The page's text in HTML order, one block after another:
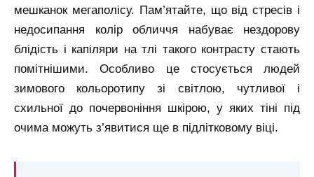
мешканок мегаполісу. Пам’ятайте, що від стресів і
недосипання колір обличчя набуває нездорову
блідість і капіляри на тлі такого контрасту стають
помітнішими. Особливо це стосується людей
зимового кольоротипу зі світлою, чутливої і
схильної до почервоніння шкірою, у яких тіні під
очима можуть з’явитися ще в підлітковому віці.